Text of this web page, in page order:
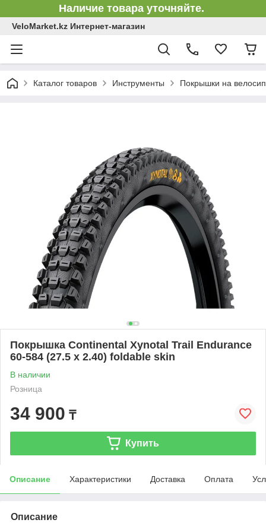
Наличие товара уточняйте.
VeloMarket.kz Интернет-магазин
Каталог товаров Инструменты Покрышки на
Покрышка Continental Xynotal Trail Endurance
60-584 (27.5 x 2.40) foldable skin
В наличии
Розница
34 900 ₸
Купить
Описание Характеристики Доставка Оплата
Описание